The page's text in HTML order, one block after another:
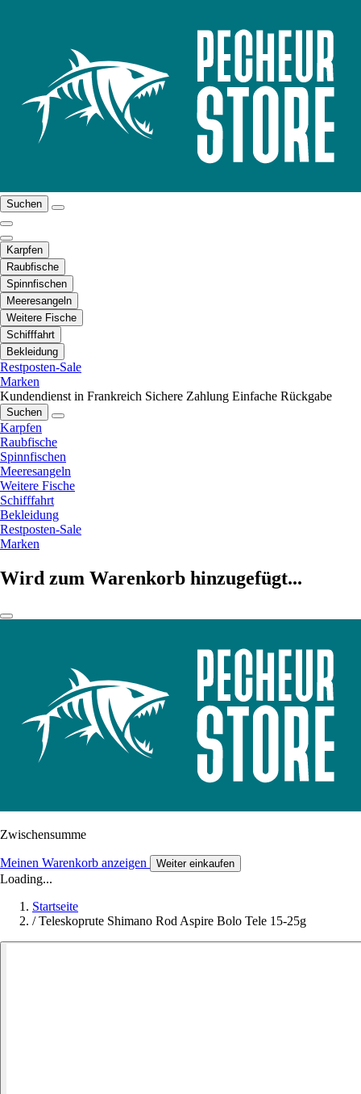
Suchen
Karpfen
Raubfische
Spinnfischen
Meeresangeln
Weitere Fische
Schifffahrt
Bekleidung
Restposten-Sale
Marken
Kundendienst in Frankreich Sichere Zahlung Einfache Rückgabe
Suchen
Karpfen
Raubfische
Spinnfischen
Meeresangeln
Weitere Fische
Schifffahrt
Bekleidung
Restposten-Sale
Marken
Wird zum Warenkorb hinzugefügt...
Zwischensumme
Meinen Warenkorb anzeigen Weiter einkaufen
Loading...
Startseite
/ Teleskoprute Shimano Rod Aspire Bolo Tele 15-25g